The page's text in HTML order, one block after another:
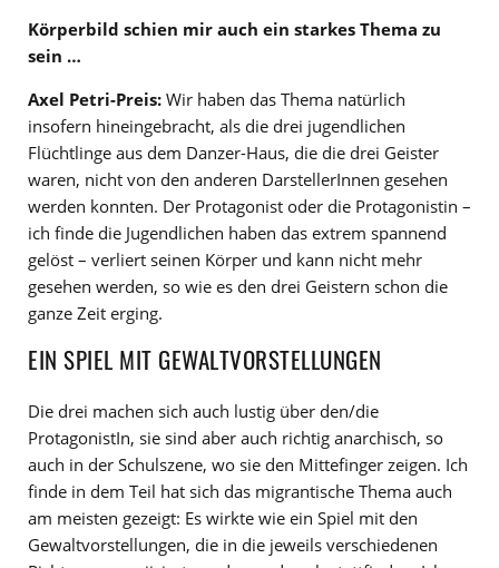
Körperbild schien mir auch ein starkes Thema zu
sein …
Axel Petri-Preis: Wir haben das Thema natürlich
insofern hineingebracht, als die drei jugendlichen
Flüchtlinge aus dem Danzer-Haus, die die drei Geister
waren, nicht von den anderen DarstellerInnen gesehen
werden konnten. Der Protagonist oder die Protagonistin –
ich finde die Jugendlichen haben das extrem spannend
gelöst – verliert seinen Körper und kann nicht mehr
gesehen werden, so wie es den drei Geistern schon die
ganze Zeit erging.
EIN SPIEL MIT GEWALTVORSTELLUNGEN
Die drei machen sich auch lustig über den/die
ProtagonistIn, sie sind aber auch richtig anarchisch, so
auch in der Schulszene, wo sie den Mittefinger zeigen. Ich
finde in dem Teil hat sich das migrantische Thema auch
am meisten gezeigt: Es wirkte wie ein Spiel mit den
Gewaltvorstellungen, die in die jeweils verschiedenen